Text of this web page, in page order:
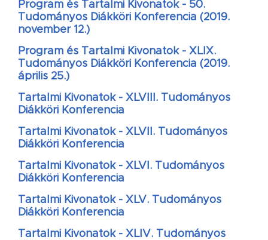
Program és Tartalmi Kivonatok - 50.
Tudományos Diákköri Konferencia (2019.
november 12.)
Program és Tartalmi Kivonatok - XLIX.
Tudományos Diákköri Konferencia (2019.
április 25.)
Tartalmi Kivonatok - XLVIII. Tudományos
Diákköri Konferencia
Tartalmi Kivonatok - XLVII. Tudományos
Diákköri Konferencia
Tartalmi Kivonatok - XLVI. Tudományos
Diákköri Konferencia
Tartalmi Kivonatok - XLV. Tudományos
Diákköri Konferencia
Tartalmi Kivonatok - XLIV. Tudományos